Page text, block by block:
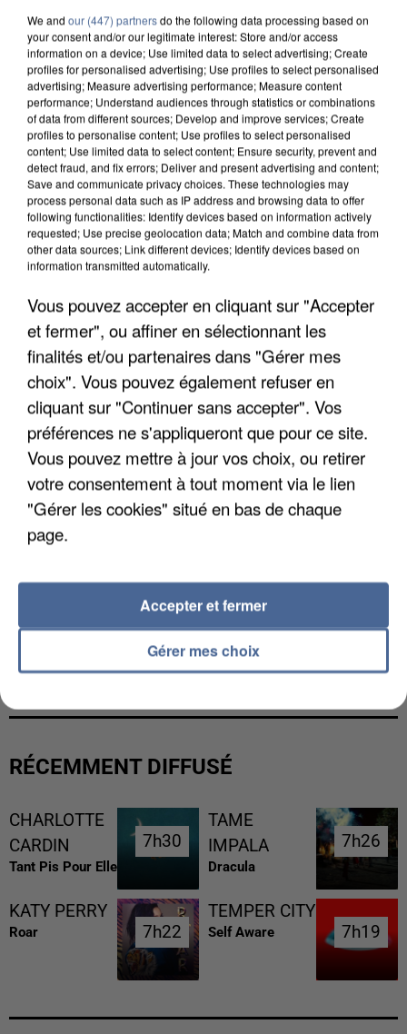
L’UN DES FONDATEURS SUPPOSÉS DE LA DZ
MAFIA INTERPELLÉ EN ALGÉRIE
UN SECOND CADRE DE LA DZ MAFIA
INTERPELLÉ EN ALGÉRIE
RÉCEMMENT DIFFUSÉ
CHARLOTTE
CARDIN
Tant Pis Pour Elle
7h30
7h30
TAME
IMPALA
Dracula
7h26
7h26
KATY PERRY
Roar 7h22
7h22
TEMPER CITY
Self Aware 7h19
7h19
We and our (447) partnersdo the following data processing based on
your consent and/or our legitimate interest: Store and/or access
information on a device; Use limited data to select advertising; Create
profiles for personalised advertising; Use profiles to select personalised
advertising; Measure advertising performance; Measure content
performance; Understand audiences through statistics or combinations
of data from different sources; Develop and improve services; Create
profiles to personalise content; Use profiles to select personalised
content; Use limited data to select content; Ensure security, prevent and
detect fraud, and fix errors; Deliver and present advertising and content;
Save and communicate privacy choices. These technologies may
process personal data such as IP address and browsing data to offer
following functionalities: Identify devices based on information actively
requested; Use precise geolocation data; Match and combine data from
other data sources; Link different devices; Identify devices based on
information transmitted automatically.
Vous pouvez accepter en cliquant sur "Accepter
et fermer", ou affiner en sélectionnant les
finalités et/ou partenaires dans "Gérer mes
choix". Vous pouvez également refuser en
cliquant sur "Continuer sans accepter". Vos
préférences ne s'appliqueront que pour ce site.
Vous pouvez mettre à jour vos choix, ou retirer
votre consentement à tout moment via le lien
"Gérer les cookies" situé en bas de chaque
page.
Gérer mes choix
Accepter et fermer